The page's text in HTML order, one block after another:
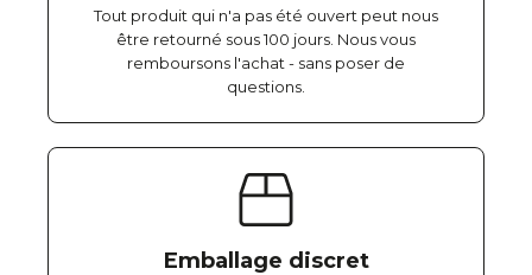
Tout produit qui n'a pas été ouvert peut nous
être retourné sous 100 jours. Nous vous
remboursons l'achat - sans poser de
questions.
Emballage discret